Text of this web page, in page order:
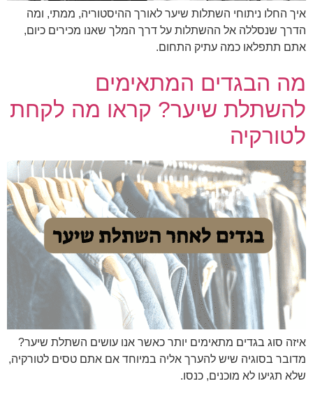
איך החלו ניתוחי השתלות שיער לאורך ההיסטוריה, ממתי, ומה
הדרך שנסללה אל ההשתלות על דרך המלך שאנו מכירים כיום,
אתם תתפלאו כמה עתיק התחום.
מה הבגדים המתאימים
להשתלת שיער? קראו מה לקחת
לטורקיה
איזה סוג בגדים מתאימים יותר כאשר אנו עושים השתלת שיער?
מדובר בסוגיה שיש להערך אליה במיוחד אם אתם טסים לטורקיה,
שלא תגיעו לא מוכנים, כנסו.